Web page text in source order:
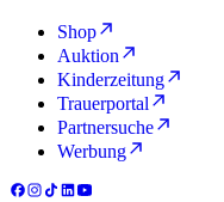
Shop
Auktion
Kinderzeitung
Trauerportal
Partnersuche
Werbung